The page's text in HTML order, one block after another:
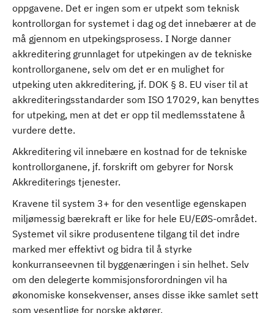
oppgavene. Det er ingen som er utpekt som teknisk
kontrollorgan for systemet i dag og det innebærer at de
må gjennom en utpekingsprosess. I Norge danner
akkreditering grunnlaget for utpekingen av de tekniske
kontrollorganene, selv om det er en mulighet for
utpeking uten akkreditering, jf. DOK § 8. EU viser til at
akkrediteringsstandarder som ISO 17029, kan benyttes
for utpeking, men at det er opp til medlemsstatene å
vurdere dette.
Akkreditering vil innebære en kostnad for de tekniske
kontrollorganene, jf. forskrift om gebyrer for Norsk
Akkrediterings tjenester.
Kravene til system 3+ for den vesentlige egenskapen
miljømessig bærekraft er like for hele EU/EØS-området.
Systemet vil sikre produsentene tilgang til det indre
marked mer effektivt og bidra til å styrke
konkurranseevnen til byggenæringen i sin helhet. Selv
om den delegerte kommisjonsforordningen vil ha
økonomiske konsekvenser, anses disse ikke samlet sett
som vesentlige for norske aktører.